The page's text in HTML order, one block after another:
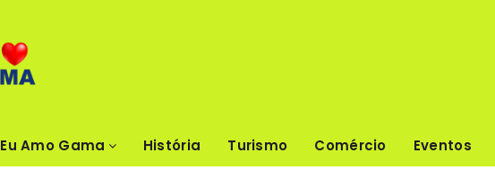
Eu Amo Gama História Turismo Comércio Eventos